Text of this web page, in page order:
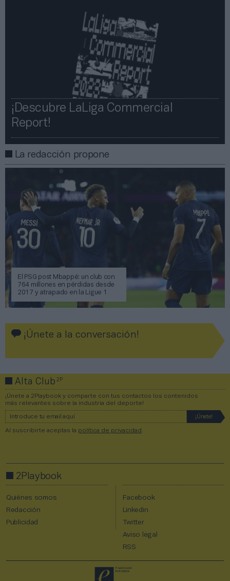
¡Descubre LaLiga Commercial
Report!​​
La redacción propone
El PSG post Mbappé: un club con
764 millones en pérdidas desde
2017 y atrapado en la Ligue 1
¡Únete a la conversación!
Alta Club2P
¡Únete a 2Playbook y comparte con tus contactos los contenidos
más relevantes sobre la industria del deporte!
Al suscribirte aceptas la política de privacidad .
2Playbook
Quiénes somos
Redacción
Publicidad
Facebook
Linkedin
Twitter
Aviso legal
RSS